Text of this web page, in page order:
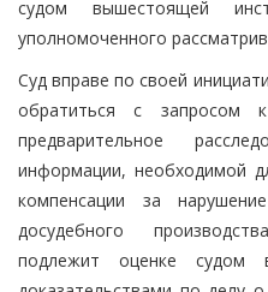
судом вышестоящей
уполномоченного
Суд вправе по своей
обратиться с запросом
предварительное
информации, необходимой
компенсации за
досудебного
подлежит оценке судом